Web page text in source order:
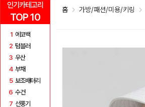
인기카테고리
TOP 10
1 에코백
2 텀블러
3 우산
4 부채
5 보조배터리
6 수건
7 선풍기
홈 가방/패션/미용/키링